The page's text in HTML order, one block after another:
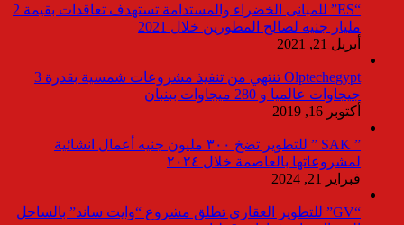
“ES” للمبانى الخضراء والمستدامة تستهدف تعاقدات بقيمة 2
مليار جنيه لصالح المطورين خلال 2021
أبريل 21, 2021
Olptechegypt تنتهي من تنفيذ مشروعات شمسية بقدرة 3
جيجاوات عالميا و 280 ميجاوات ببنبان
أكتوبر 16, 2019
” SAK ” للتطوير تضخ ٣٠٠ مليون جنيه أعمال انشائية
لمشروعاتها بالعاصمة خلال ٢٠٢٤
فبراير 21, 2024
“GV” للتطوير العقاري تطلق مشروع “وايت ساند” بالساحل